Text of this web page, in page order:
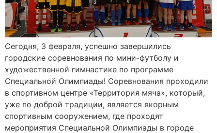
Сегодня, 3 февраля, успешно завершились
городские соревнования по мини-футболу и
художественной гимнастике по программе
Специальной Олимпиады! Соревнования проходили
в спортивном центре «Территория мяча», который,
уже по доброй традиции, является якорным
спортивным сооружением, где проходят
мероприятия Специальной Олимпиады в городе